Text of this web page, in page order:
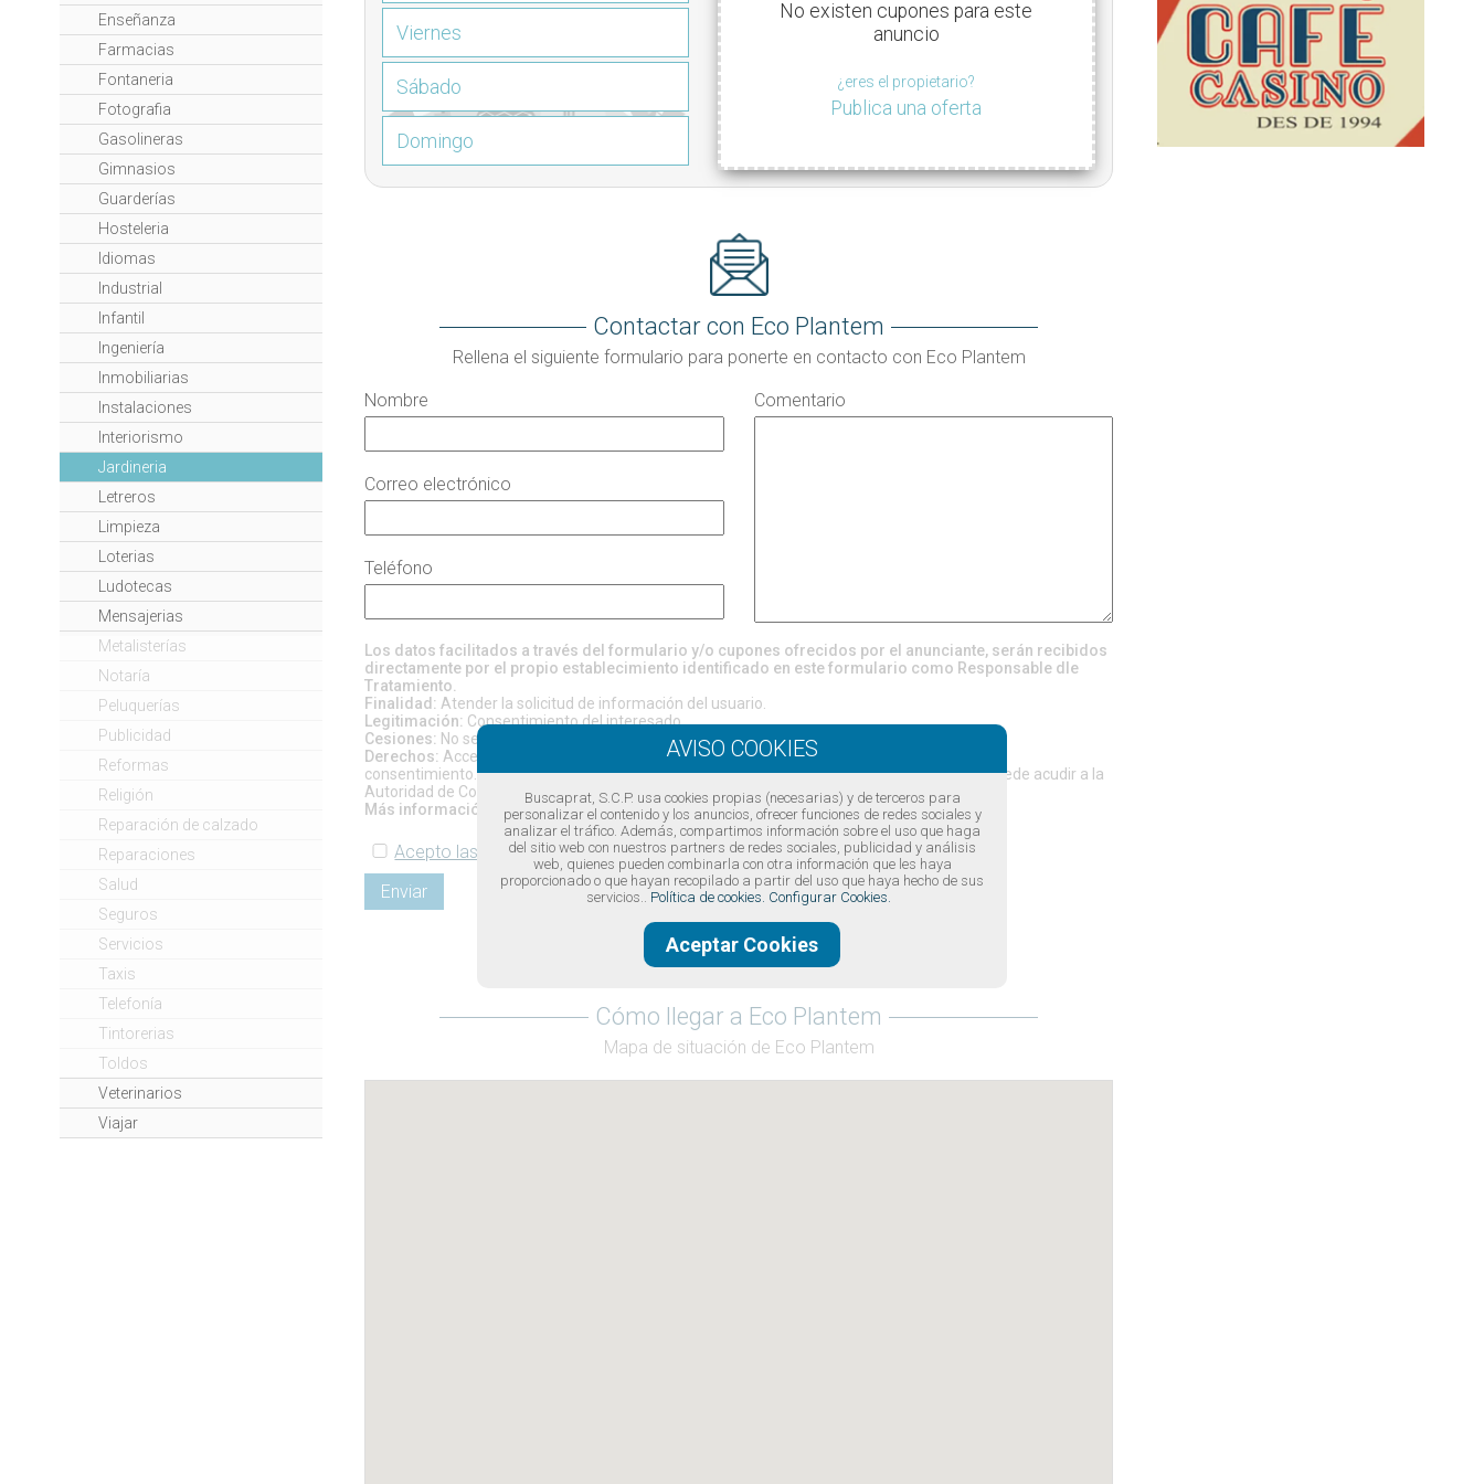
Enseñanza
Farmacias
Fontaneria
Fotografia
Gasolineras
Gimnasios
Guarderías
Hosteleria
Idiomas
Industrial
Infantil
Ingeniería
Inmobiliarias
Instalaciones
Interiorismo
Jardineria
Letreros
Limpieza
Loterias
Ludotecas
Mensajerias
Metalisterías
Notaría
Peluquerías
Publicidad
Reformas
Religión
Reparación de calzado
Reparaciones
Salud
Seguros
Servicios
Taxis
Telefonía
Tintorerias
Toldos
Veterinarios
Viajar
Viernes
Sábado
Domingo
No existen cupones para este
anuncio
¿eres el propietario?
Publica una oferta
Contactar con Eco Plantem
Rellena el siguiente formulario para ponerte en contacto con Eco Plantem
Nombre
Correo electrónico
Teléfono
Comentario
Los datos facilitados a través del formulario y/o cupones ofrecidos por el anunciante, serán recibidos
directamente por el propio establecimiento identificado en este formulario como Responsable dle
Tratamiento.
Finalidad: Atender la solicitud de información del usuario.
Legitimación: Consentimiento del interesado.
Cesiones: No se prevén cesiones, excepto por obligación legal o requerimiento judicial.
Derechos: Acceso, rectificación, supresión, oposición, limitación, portabilidad, revocación del
consentimiento. Si considera que el tratamiento de sus datos no se ajusta a la normativa, puede acudir a la
Autoridad de Control (
www.aepd.es )
Más información:
https://www.buscaprat.com/avisos-legales/privacidad/ia49747
Acepto las condiciones legales
Enviar
Cómo llegar a Eco Plantem
Mapa de situación de Eco Plantem
Buscaprat, S.C.P. usa cookies propias (necesarias) y de terceros para
personalizar el contenido y los anuncios, ofrecer funciones de redes sociales y
analizar el tráfico. Además, compartimos información sobre el uso que haga
del sitio web con nuestros partners de redes sociales, publicidad y análisis
web, quienes pueden combinarla con otra información que les haya
proporcionado o que hayan recopilado a partir del uso que haya hecho de sus
servicios.. Política de cookies. Configurar Cookies.
Aceptar Cookies